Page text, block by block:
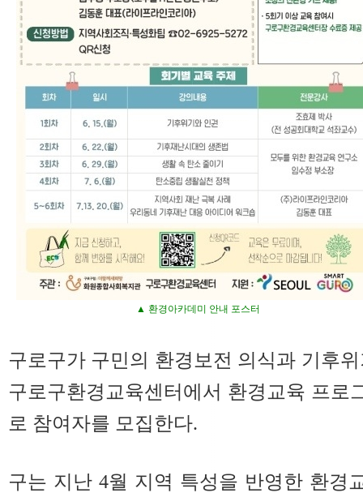
▲ 환경아카데미 안내 포스터
구로구가 구민의 환경보전 의식과 기후
구로구환경교육센터에서 환경교육 프로
로 참여자를 모집한다.
구는 지난 4월 지역 특성을 반영한 환경